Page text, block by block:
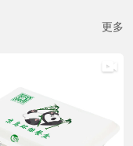
更多